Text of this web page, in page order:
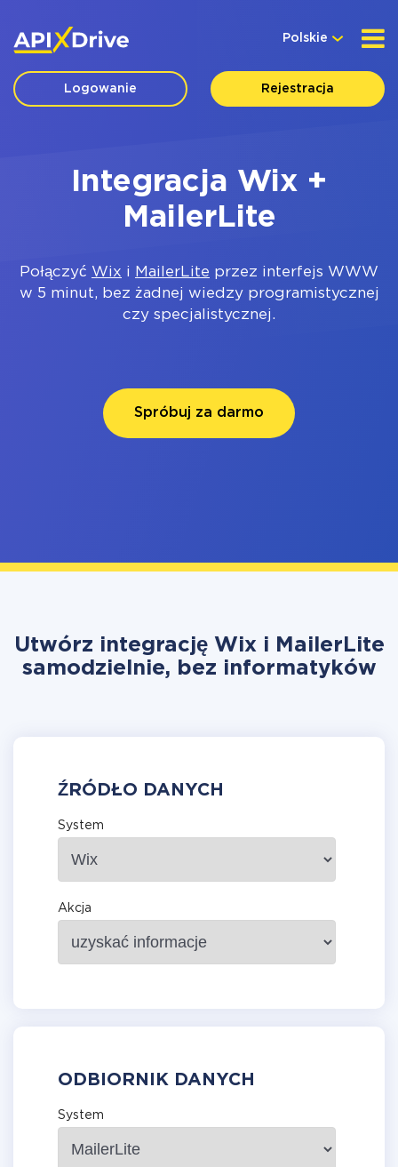
Polskie
Logowanie Rejestracja
Integracja Wix +
MailerLite
Połączyć Wix i MailerLite przez interfejs WWW
w 5 minut, bez żadnej wiedzy programistycznej
czy specjalistycznej.
Spróbuj za darmo
Utwórz integrację Wix i MailerLite
samodzielnie, bez informatyków
ŹRÓDŁO DANYCH
System
Akcja
ODBIORNIK DANYCH
System